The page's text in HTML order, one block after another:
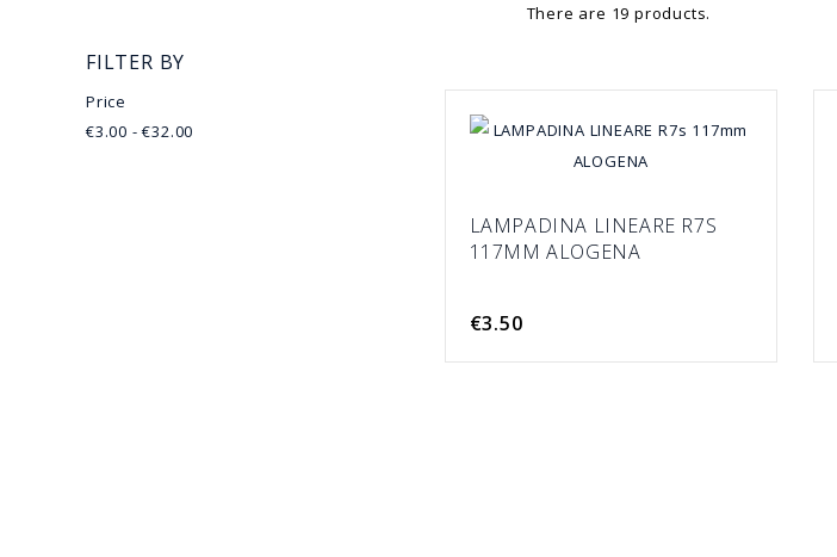
FILTER BY
Price
€3.00 - €32.00
There are 19 products.
LAMPADINA LINEARE R7S
117MM ALOGENA
€3.50